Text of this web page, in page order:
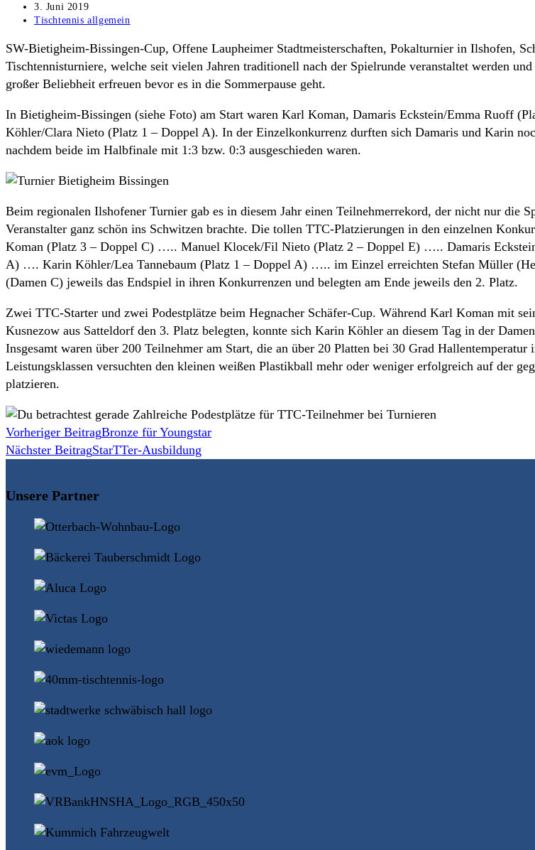
Autor:
Beitrag
veröffentlicht:
3. Juni 2019
Beitrags-
Tischtennis allgemein
SW-Bietigheim-Bissingen-Cup, Offene Laupheimer Stadtmeisterschaften, Pokalturnier in Ilshofen,
Tischtennisturniere, welche seit vielen Jahren traditionell nach der Spielrunde veranstaltet werden
großer Beliebheit erfreuen bevor es in die Sommerpause geht.
In Bietigheim-Bissingen (siehe Foto) am Start waren Karl Koman, Damaris Eckstein/Emma Ruoff
Köhler/Clara Nieto (Platz 1 – Doppel A). In der Einzelkonkurrenz durften sich Damaris und Karin
nachdem beide im Halbfinale mit 1:3 bzw. 0:3 ausgeschieden waren.
Beim regionalen Ilshofener Turnier gab es in diesem Jahr einen Teilnehmerrekord, der nicht nur die
Veranstalter ganz schön ins Schwitzen brachte. Die tollen TTC-Platzierungen in den einzelnen
Koman (Platz 3 – Doppel C) ….. Manuel Klocek/Fil Nieto (Platz 2 – Doppel E) ….. Damaris
A) …. Karin Köhler/Lea Tannebaum (Platz 1 – Doppel A) ….. im Einzel erreichten Stefan Müller
(Damen C) jeweils das Endspiel in ihren Konkurrenzen und belegten am Ende jeweils den 2. Platz.
Zwei TTC-Starter und zwei Podestplätze beim Hegnacher Schäfer-Cup. Während Karl Koman mit
Kusnezow aus Satteldorf den 3. Platz belegten, konnte sich Karin Köhler an diesem Tag in der
Insgesamt waren über 200 Teilnehmer am Start, die an über 20 Platten bei 30 Grad Hallentemperatur
Leistungsklassen versuchten den kleinen weißen Plastikball mehr oder weniger erfolgreich auf der
platzieren.
Weitere
Artikel
Vorheriger BeitragBronze für Youngstar
Nächster BeitragStarTTer-Ausbildung
Unsere Partner